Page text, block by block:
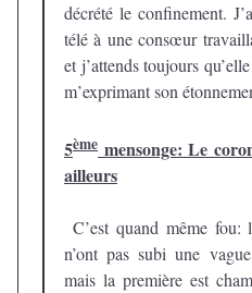
décrété le confinement.
télé à une consœur
et j’attends toujours
m’exprimant son
5ème mensonge: Le
ailleurs
C’est quand même
n’ont pas subi une
mais la première est